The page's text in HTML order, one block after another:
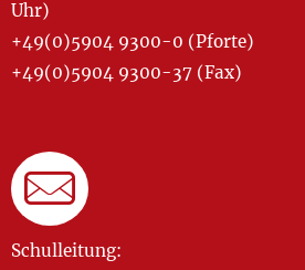
Uhr)
+49(0)5904 9300-0 (Pforte)
+49(0)5904 9300-37 (Fax)
Schulleitung: